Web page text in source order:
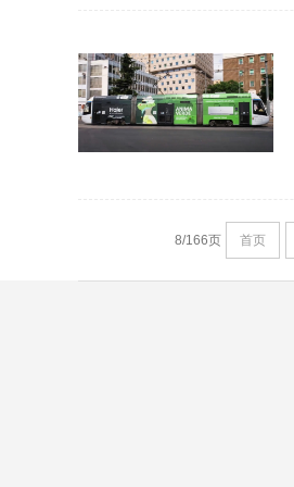
8/166页 首页